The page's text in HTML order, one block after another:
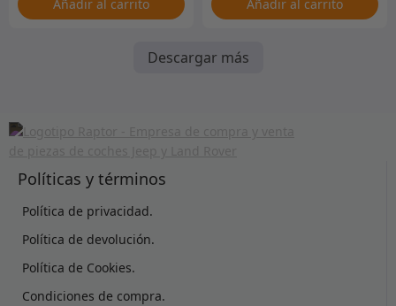
Añadir al carrito Añadir al carrito
Descargar más
Políticas y términos
Política de privacidad.
Política de devolución.
Política de Cookies.
Condiciones de compra.